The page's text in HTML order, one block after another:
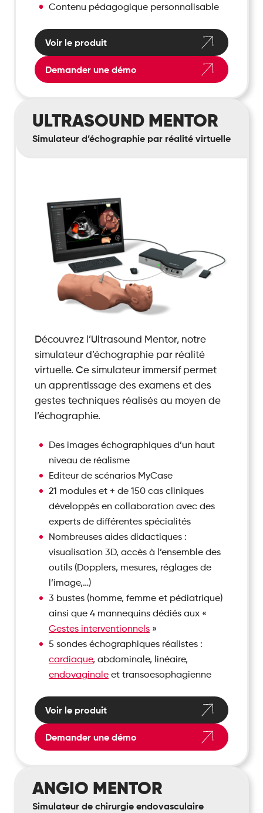
Contenu pédagogique personnalisable
Voir le produit
Demander une démo
MentorULTRASOUND MENTOR
Simulateur d’échographie par réalité virtuelle
Découvrez l’Ultrasound Mentor, notre
simulateur d’échographie par réalité
virtuelle. Ce simulateur immersif permet
un apprentissage des examens et des
gestes techniques réalisés au moyen de
l’échographie.
Des images échographiques d’un haut
niveau de réalisme
Editeur de scénarios MyCase
21 modules et + de 150 cas cliniques
développés en collaboration avec des
experts de différentes spécialités
Nombreuses aides didactiques :
visualisation 3D, accès à l’ensemble des
outils (Dopplers, mesures, réglages de
l’image,…)
3 bustes (homme, femme et pédiatrique)
ainsi que 4 mannequins dédiés aux «
Gestes interventionnels »
5 sondes échographiques réalistes :
cardiaque, abdominale, linéaire,
endovaginale et transoesophagienne
Voir le produit
Demander une démo
MentorANGIO MENTOR
Simulateur de chirurgie endovasculaire